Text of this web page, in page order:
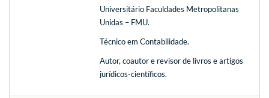
Universitário Faculdades Metropolitanas
Unidas – FMU.
Técnico em Contabilidade.
Autor, coautor e revisor de livros e artigos
jurídicos-científicos.